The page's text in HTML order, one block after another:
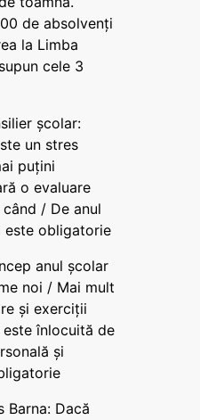
de absolvenți
la Limba
cele 3
școlar:
un stres
puțini
o evaluare
/ De anul
este obligatorie
anul școlar
noi / Mai mult
și exerciții
înlocuită de
și
Barna: Dacă